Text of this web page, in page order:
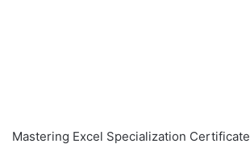
Mastering Excel Specialization Certificate